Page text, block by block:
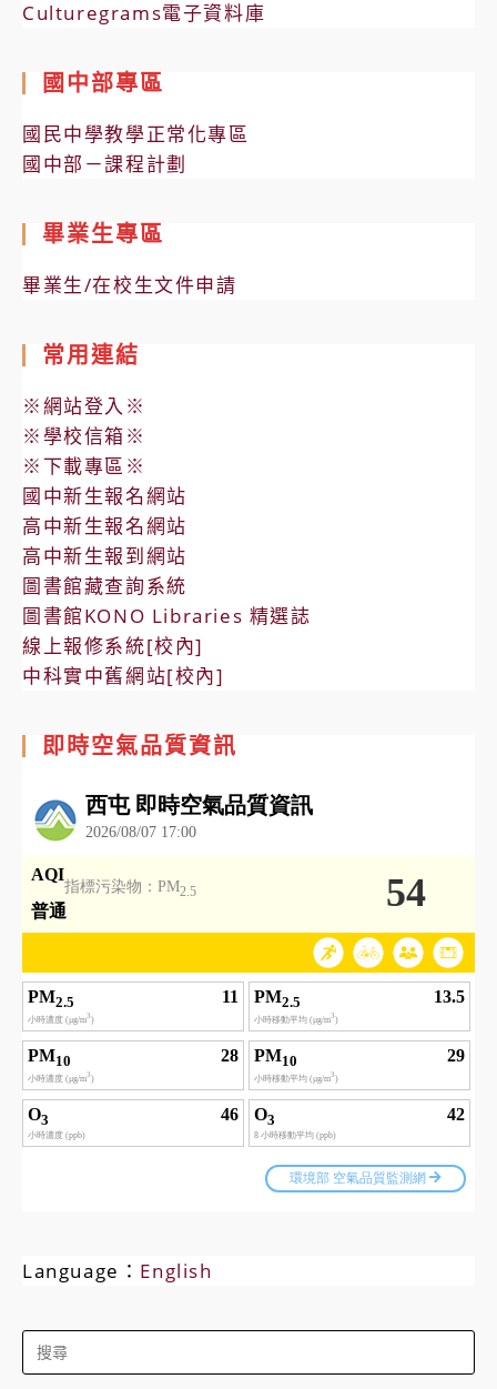
Culturegrams電子資料庫
國中部專區
國民中學教學正常化專區
國中部－課程計劃
畢業生專區
畢業生/在校生文件申請
常用連結
※網站登入※
※學校信箱※
※下載專區※
國中新生報名網站
高中新生報名網站
高中新生報到網站
圖書館藏查詢系統
圖書館KONO Libraries 精選誌
線上報修系統[校內]
中科實中舊網站[校內]
即時空氣品質資訊
Language： English
Search
for: